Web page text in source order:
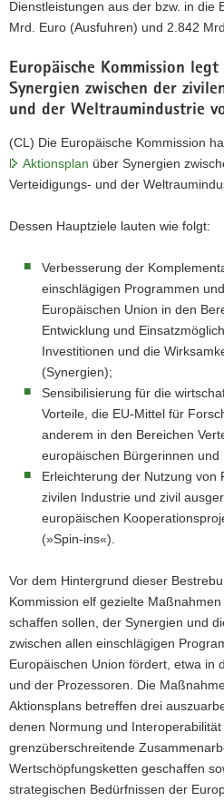
Dienstleistungen aus der bzw. in die
Mrd. Euro (Ausfuhren) und 2.842
Europäische Kommission
Synergien zwischen der
und der Weltraumindustrie
(CL) Die Europäische Kommission
Aktionsplan über Synergien
Verteidigungs- und der
Dessen Hauptziele lauten wie folgt:
Verbesserung der
einschlägigen Programmen
Europäischen Union in den
Entwicklung und
Investitionen und die
(Synergien);
Sensibilisierung für die
Vorteile, die EU-Mittel für
anderem in den Bereichen
europäischen Bürgerinnen
Erleichterung der Nutzung von
zivilen Industrie und zivil
europäischen
(»Spin-ins«).
Vor dem Hintergrund dieser
Kommission elf gezielte
schaffen sollen, der Synergien und
zwischen allen einschlägigen
Europäischen Union fördert, etwa in
und der Prozessoren. Die
Aktionsplans betreffen drei
denen Normung und Interoperabilität
grenzüberschreitende
Wertschöpfungsketten geschaffen
strategischen Bedürfnissen der